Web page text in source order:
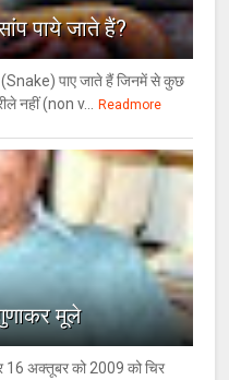
पाये जाते हैं?
(Snake) पाए जाते हैं जिनमें से कुछ
नहीं (non v...
Readmore
मूले
अक्तूबर को 2009 को चिर